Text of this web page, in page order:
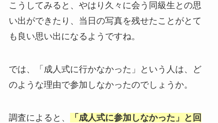
こうしてみると、やはり久々に会う同級生との思
い出ができたり、当日の写真を残せたことがとて
も良い思い出になるようですね。
では、「成人式に行かなかった」という人は、ど
のような理由で参加しなかったのでしょうか。
調査によると、
「成人式に参加しなかった」と回